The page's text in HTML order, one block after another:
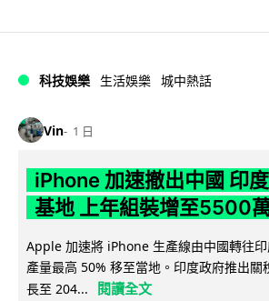
科技娛樂 生活娛樂 城中熱話
Vin 1 日
iPhone 加速撤出中國 印
基地 上年組裝增至5500
Apple 加速將 iPhone 生產線由中國轉往
產量最高 50% 移至當地。印度政府推出關
長至 204...
閱讀全文